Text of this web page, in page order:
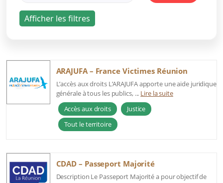
ARAJUFA – France Victimes Réunion
L’accès aux droits L’ARAJUFA apporte une aide juridique
générale à tous les publics, ... Lire la suite
Accès aux droits
Justice
Tout le territoire
CDAD – Passeport Majorité
Description Le Passeport Majorité a pour objectif de